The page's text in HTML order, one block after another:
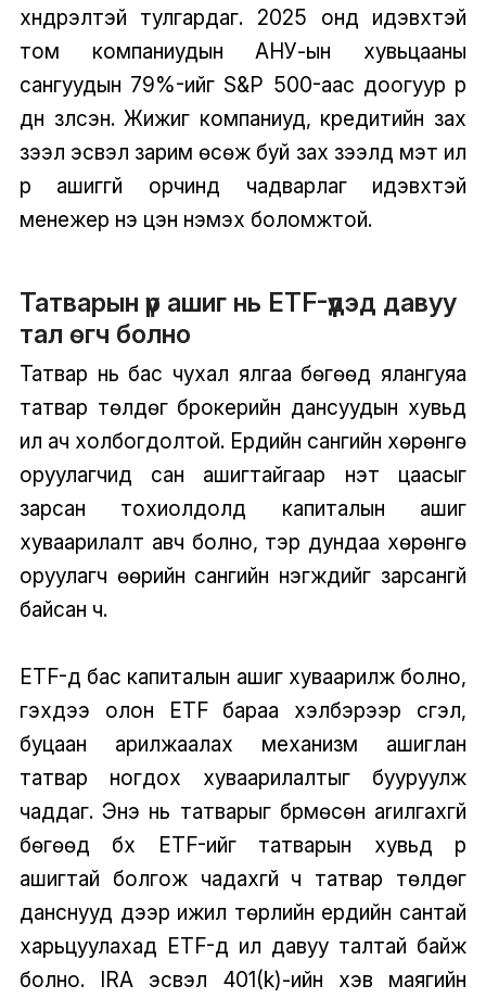
хүндрэлтэй тулгардаг. 2025 онд идэвхтэй
том компаниудын АНУ-ын хувьцааны
сангуудын 79%-ийг S&P 500-аас доогуур үр
дүн үзүүлсэн. Жижиг компаниуд, кредитийн зах
зээл эсвэл зарим өсөж буй зах зээлүүд мэт илүү
үр ашиггүй орчинд чадварлаг идэвхтэй
менежер үнэ цэн нэмэх боломжтой.
Татварын үр ашиг нь ETF-үүдэд давуу
тал өгч болно
Татвар нь бас чухал ялгаа бөгөөд ялангуяа
татвар төлдөг брокерийн дансуудын хувьд
илүү ач холбогдолтой. Ердийн сангийн хөрөнгө
оруулагчид сан ашигтайгаар үнэт цаасыг
зарсан тохиолдолд капиталын ашиг
хуваарилалт авч болно, тэр дундаа хөрөнгө
оруулагч өөрийн сангийн нэгжүүдийг зарсангүй
байсан ч.
ETF-үүд бас капиталын ашиг хуваарилж болно,
гэхдээ олон ETF бараа хэлбэрээр үүсгэл,
буцаан арилжаалах механизм ашиглан
татвар ногдох хуваарилалтыг бууруулж
чаддаг. Энэ нь татварыг бүрмөсөн arилгахгүй
бөгөөд бүх ETF-ийг татварын хувьд үр
ашигтай болгож чадахгүй ч татвар төлдөг
данснууд дээр ижил төрлийн ердийн сантай
харьцуулахад ETF-үүд илүү давуу талтай байж
болно. IRA эсвэл 401(k)-ийн хэв маягийн